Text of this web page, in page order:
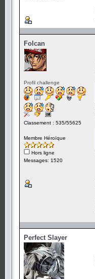
Folcan
Profil challenge
Classement : 535/55625
Membre Héroïque
Hors ligne
Messages: 1520
Perfect Slayer